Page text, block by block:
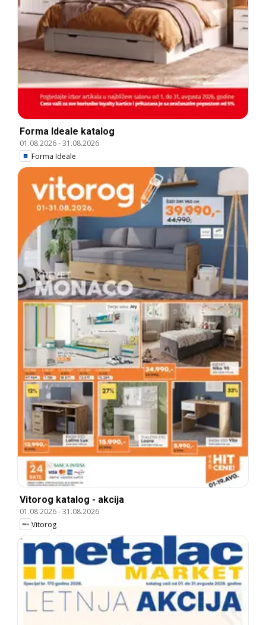
Forma Ideale katalog
01.08.2026-31.08.2026
Forma Ideale
Vitorog katalog - akcija
01.08.2026-31.08.2026
Vitorog